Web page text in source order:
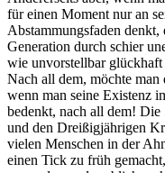
für einen Moment nur an
Abstammungsfaden
Generation durch schier
wie unvorstellbar glückhaft
Nach all dem, möchte man
wenn man seine Existenz
bedenkt, nach all dem! Die
und den Dreißigjährigen
vielen Menschen in der
einen Tick zu früh